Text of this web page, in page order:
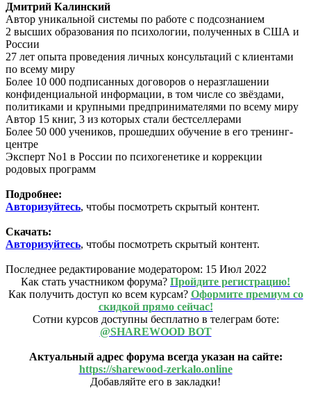
Дмитрий Калинский
️Автор уникальной системы по работе с подсознанием
️2 высших образования по психологии, полученных в США и
России
️27 лет опыта проведения личных консультаций с клиентами
по всему миру
️Более 10 000 подписанных договоров о неразглашении
конфиденциальной информации, в том числе со звёздами,
политиками и крупными предпринимателями по всему миру
️Автор 15 книг, 3 из которых стали бестселлерами
Более 50 000 учеников, прошедших обучение в его тренинг-
центре
️Эксперт No1 в России по психогенетике и коррекции
родовых программ
Подробнее:
Авторизуйтесь, чтобы посмотреть скрытый контент.
Скачать:
Авторизуйтесь, чтобы посмотреть скрытый контент.
Последнее редактирование модератором: 15 Июл 2022
Как стать участником форума? Пройдите регистрацию!
Как получить доступ ко всем курсам? Оформите премиум со
скидкой прямо сейчас!
Сотни курсов доступны бесплатно в телеграм боте:
@SHAREWOOD BOT
Актуальный адрес форума всегда указан на сайте:
https://sharewood-zerkalo.online
Добавляйте его в закладки!